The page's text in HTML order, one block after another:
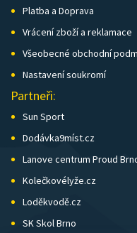
Platba a Doprava
Vrácení zboží a reklamace
Všeobecné obchodní
Nastavení soukromí
Partneři:
Sun Sport
Dodávka9míst.cz
Lanove centrum Proud
Kolečkovélyže.cz
Loděkvodě.cz
SK Skol Brno